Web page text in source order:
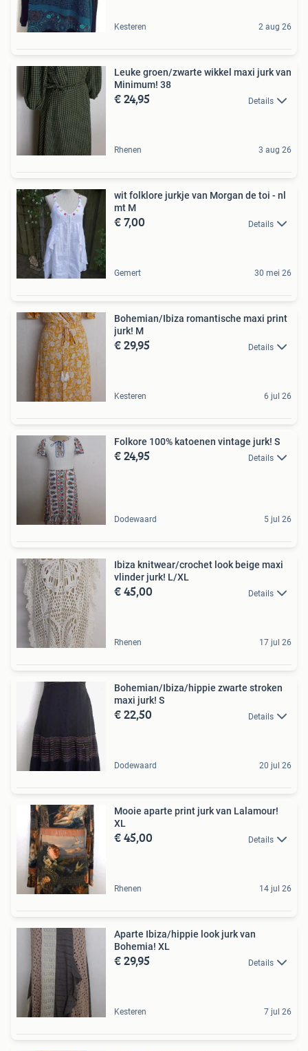
Kesteren 2 aug 26
Leuke groen/zwarte wikkel maxi jurk van
Minimum! 38
€ 24,95 Details
Rhenen 3 aug 26
wit folklore jurkje van Morgan de toi - nl
mt M
€ 7,00 Details
Gemert 30 mei 26
Bohemian/Ibiza romantische maxi print
jurk! M
€ 29,95 Details
Kesteren 6 jul 26
Folkore 100% katoenen vintage jurk! S
€ 24,95 Details
Dodewaard 5 jul 26
Ibiza knitwear/crochet look beige maxi
vlinder jurk! L/XL
€ 45,00 Details
Rhenen 17 jul 26
Bohemian/Ibiza/hippie zwarte stroken
maxi jurk! S
€ 22,50 Details
Dodewaard 20 jul 26
Mooie aparte print jurk van Lalamour!
XL
€ 45,00 Details
Rhenen 14 jul 26
Aparte Ibiza/hippie look jurk van
Bohemia! XL
€ 29,95 Details
Kesteren 7 jul 26